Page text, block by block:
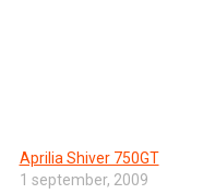
Aprilia Shiver 750GT
1 september, 2009